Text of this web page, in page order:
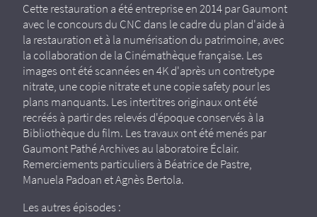
Cette restauration a été entreprise en 2014 par Gaumont
avec le concours du CNC dans le cadre du plan d'aide à
la restauration et à la numérisation du patrimoine, avec
la collaboration de la Cinémathèque française. Les
images ont été scannées en 4K d'après un contretype
nitrate, une copie nitrate et une copie safety pour les
plans manquants. Les intertitres originaux ont été
recréés à partir des relevés d'époque conservés à la
Bibliothèque du film. Les travaux ont été menés par
Gaumont Pathé Archives au laboratoire Éclair.
Remerciements particuliers à Béatrice de Pastre,
Manuela Padoan et Agnès Bertola.
Les autres épisodes :